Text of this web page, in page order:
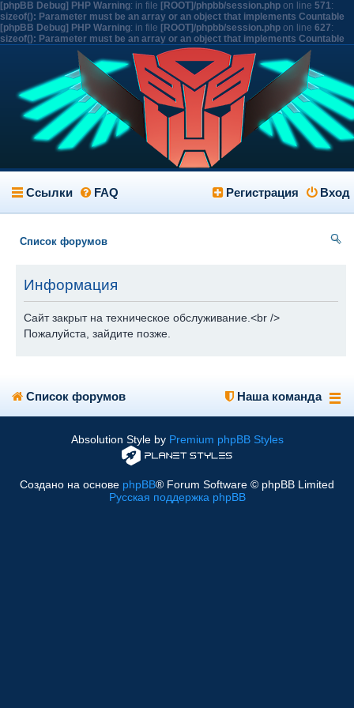
[phpBB Debug] PHP Warning: in file [ROOT]/phpbb/session.php on line 571:
sizeof(): Parameter must be an array or an object that implements Countable
[phpBB Debug] PHP Warning: in file [ROOT]/phpbb/session.php on line 627:
sizeof(): Parameter must be an array or an object that implements Countable
Ссылки FAQ Вход
Регистрация
Список форумов
Информация
Сайт закрыт на техническое обслуживание.<br />
Пожалуйста, зайдите позже.
Список форумов Наша команда
Absolution Style by Premium phpBB Styles
Создано на основе phpBB® Forum Software © phpBB Limited
Русская поддержка phpBB